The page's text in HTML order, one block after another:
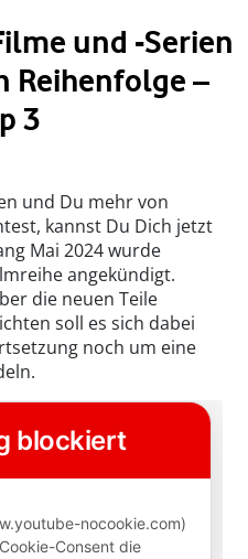
und -Serien
Reihenfolge –
3
und Du mehr von
kannst Du Dich jetzt
Mai 2024 wurde
angekündigt.
die neuen Teile
soll es sich dabei
noch um eine